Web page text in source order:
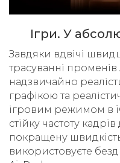
Ігри. У
Завдяки вдвічі
трасуванні
надзвичайно
графікою та
ігровим режимом в
стійку частоту
покращену
використовуєте